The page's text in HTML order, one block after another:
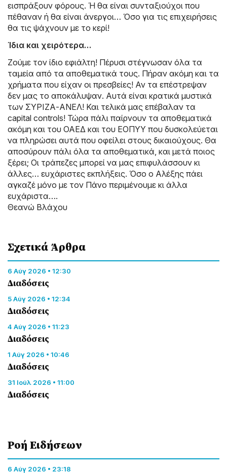
εισπράξουν φόρους. Ή θα είναι συνταξιούχοι που
πέθαναν ή θα είναι άνεργοι… Όσο για τις επιχειρήσεις
θα τις ψάχνουν με το κερί!
Ίδια και χειρότερα…
Ζούμε τον ίδιο εφιάλτη! Πέρυσι στέγνωσαν όλα τα
ταμεία από τα αποθεματικά τους. Πήραν ακόμη και τα
χρήματα που είχαν οι πρεσβείες! Αν τα επέστρεψαν
δεν μας το αποκάλυψαν. Αυτά είναι κρατικά μυστικά
των ΣΥΡΙΖΑ-ΑΝΕΛ! Και τελικά μας επέβαλαν τα
capital controls! Τώρα πάλι παίρνουν τα αποθεματικά
ακόμη και του ΟΑΕΔ και του ΕΟΠΥΥ που δυσκολεύεται
να πληρώσει αυτά που οφείλει στους δικαιούχους. Θα
αποσύρουν πάλι όλα τα αποθεματικά, και μετά ποιος
ξέρει; Οι τράπεζες μπορεί να μας επιφυλάσσουν κι
άλλες… ευχάριστες εκπλήξεις. Όσο ο Αλέξης πάει
αγκαζέ μόνο με τον Πάνο περιμένουμε κι άλλα
ευχάριστα….
Θεανώ Βλάχου
Σχετικά Άρθρα
6 Αύγ 2026 • 12:30
Διαδόσεις
5 Αύγ 2026 • 12:34
Διαδόσεις
4 Αύγ 2026 • 11:23
Διαδόσεις
1 Αύγ 2026 • 10:46
Διαδόσεις
31 Ιούλ 2026 • 11:00
Διαδόσεις
Ροή Eιδήσεων
6 Αύγ 2026 • 23:18